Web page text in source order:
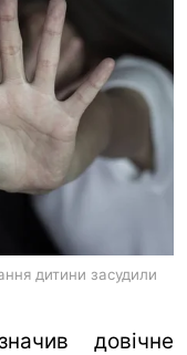
дитини засудили
довічне